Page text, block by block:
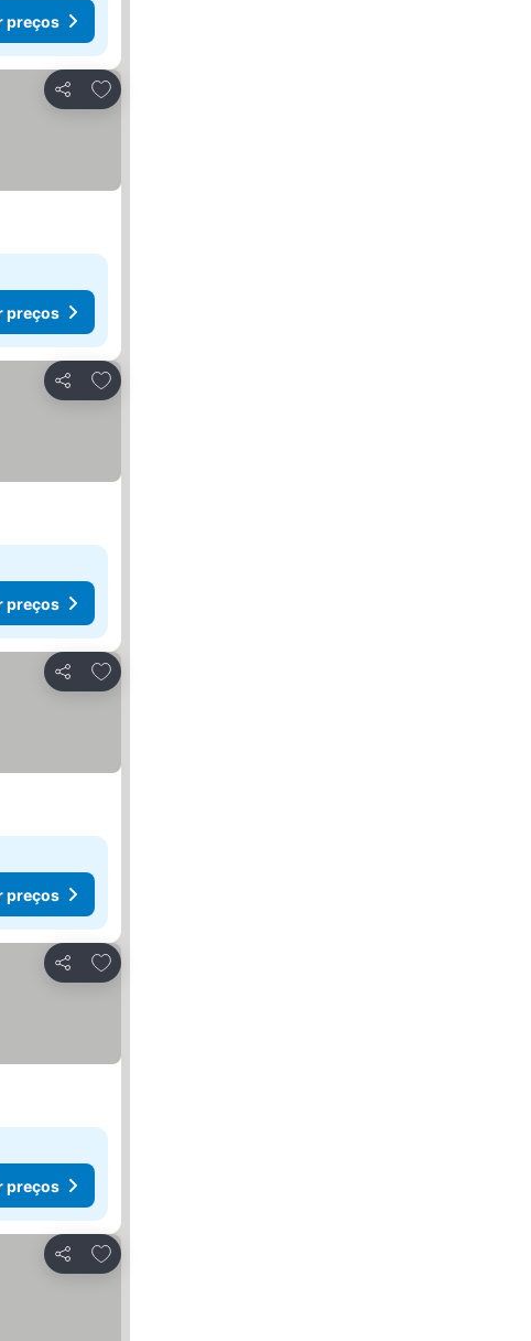
preços
Partilhar
Adicionar aos favoritos
preços
Partilhar
Adicionar aos favoritos
preços
Partilhar
Adicionar aos favoritos
preços
Partilhar
Adicionar aos favoritos
preços
Partilhar
Adicionar aos favoritos